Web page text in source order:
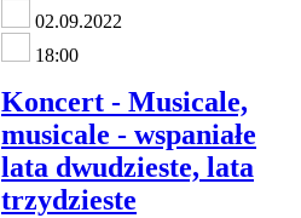
02.09.2022
18:00
Koncert - Musicale,
musicale - wspaniałe
lata dwudzieste, lata
trzydzieste